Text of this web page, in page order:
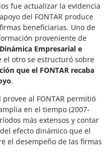
fue actualizar la evidencia
del FONTAR produce
beneficiarias. Uno de
proveniente de
Empresarial e
el otro se estructuró sobre
que el FONTAR recaba
.
provee al FONTAR permitió
en el tiempo (2007-
más extensos y contar
efecto dinámico que el
el desempeño de las firmas